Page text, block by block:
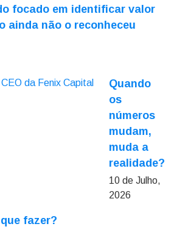
focado em identificar valor
ainda não o reconheceu
Quando
os
números
mudam,
muda a
realidade?
10 de Julho,
2026
fazer?